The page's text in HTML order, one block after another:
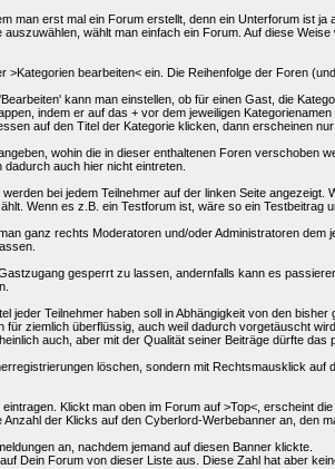
man erst mal ein Forum erstellt, denn ein Unterforum ist
wählt man einfach ein Forum. Auf diese
>Kategorien bearbeiten< ein. Die Reihenfolge der Foren
kann man einstellen, ob für einen Gast, die
indem er auf das + vor dem jeweiligen
auf den Titel der Kategorie klicken, dann erscheinen
wohin die in dieser enthaltenen Foren verschoben
auch hier nicht eintreten.
bei jedem Teilnehmer auf der linken Seite
Wenn es z.B. ein Testforum ist, wäre so ein Testbeitrag
ganz rechts Moderatoren und/oder Administratoren
gesperrt zu lassen, andernfalls kann es
jeder Teilnehmer haben soll in Abhängigkeit von den
für ziemlich überflüssig, auch weil dadurch vorgetäuscht
auch, aber mit der Qualität seiner Beiträge dürfte das
löschen, sondern mit Rechtsmausklick
Klickt man oben im Forum auf >Top<, erscheint
der Klicks auf den Cyberlord-Werbebanner an, den
an, nachdem jemand auf diesen Banner klickte.
Dein Forum von dieser Liste aus. Diese Zahl hat aber